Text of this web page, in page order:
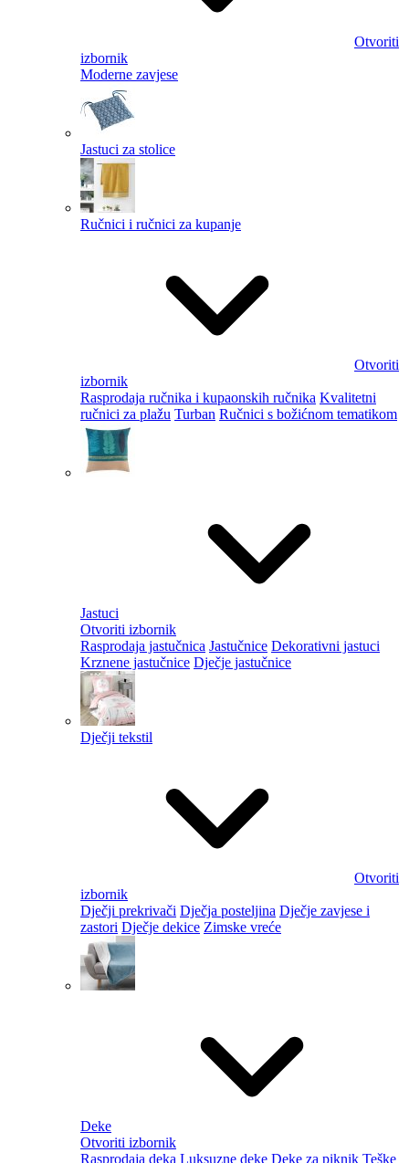
Otvoriti
izbornik
Moderne zavjese
Jastuci za stolice
Ručnici i ručnici za kupanje
Otvoriti
izbornik
Rasprodaja ručnika i kupaonskih ručnika Kvalitetni
ručnici za plažu Turban Ručnici s božićnom tematikom
Jastuci
Otvoriti izbornik
Rasprodaja jastučnica Jastučnice Dekorativni jastuci
Krznene jastučnice Dječje jastučnice
Dječji tekstil
Otvoriti
izbornik
Dječji prekrivači Dječja posteljina Dječje zavjese i
zastori Dječje dekice Zimske vreće
Deke
Otvoriti izbornik
Rasprodaja deka Luksuzne deke Deke za piknik Teške